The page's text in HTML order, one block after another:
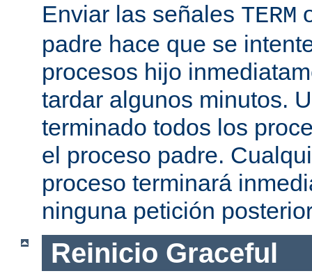
Enviar las señales TERM
padre hace que se
procesos hijo
tardar algunos minutos.
terminado todos los
el proceso padre.
proceso terminará
ninguna petición
Reinicio Graceful